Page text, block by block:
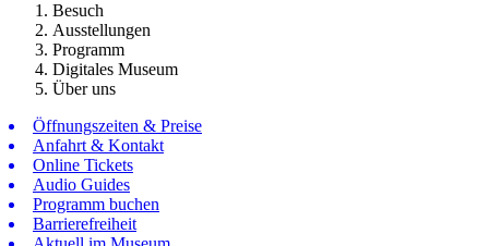
Besuch
Ausstellungen
Programm
Digitales Museum
Über uns
Öffnungszeiten & Preise
Anfahrt & Kontakt
Online Tickets
Audio Guides
Programm buchen
Barrierefreiheit